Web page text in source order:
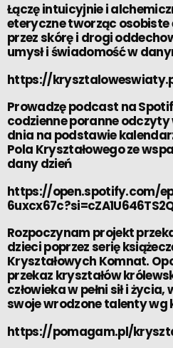
Łączę intuicyjnie i
eteryczne tworząc osobiste
przez skórę i drogi
umysł i świadomość w
https://
Prowadzę podcast na
codzienne poranne
dnia na podstawie
Pola Kryształowego ze
dany dzień
https://open.spotify.com/
Rozpoczynam projekt
dzieci poprzez serię
Kryształowych Komnat.
przekaz kryształów
człowieka w pełni sił i
swoje wrodzone talenty wg
https://pomagam.pl/